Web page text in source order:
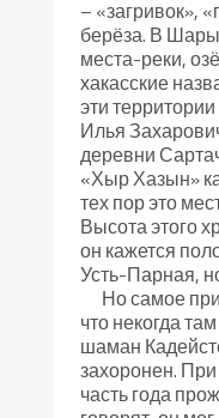
– «загривок»,
берёза. В
места-реки,
хакасские
эти
Илья
деревни
«Хыр Хазын»
тех пор это
Высота этого
он кажется
Усть-Парная,
Но самое
что некогда
шаман
захоронен.
часть года